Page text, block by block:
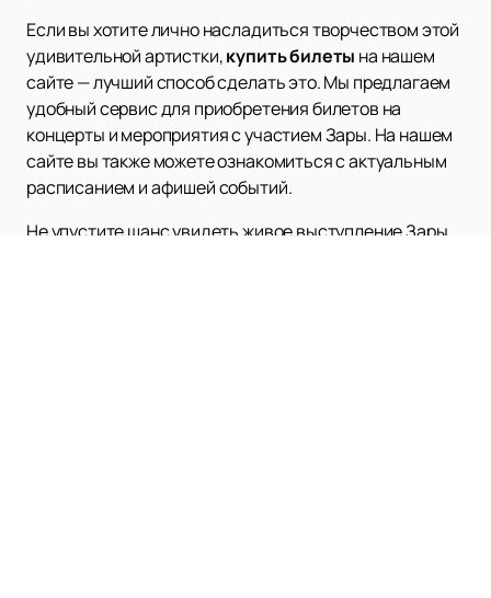
Если вы хотите лично насладиться творчеством этой
удивительной артистки,купить билеты на нашем
сайте — лучший способ сделать это. Мы предлагаем
удобный сервис для приобретения билетов на
концерты и мероприятия с участием Зары. На нашем
сайте вы также можете ознакомиться с актуальным
расписанием и афишей событий.
Не упустите шанс увидеть живое выступление Зары,